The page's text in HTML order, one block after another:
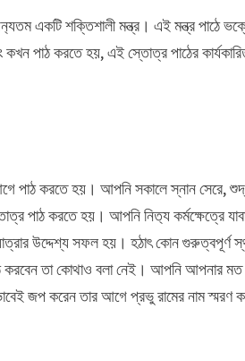
একটি শক্তিশালী মন্ত্র। এই মন্ত্র পাঠে
পাঠ করতে হয়, এই স্তোত্র পাঠের
পাঠ করতে হয়। আপনি সকালে স্নান সেরে,
পাঠ করতে হয়। আপনি নিত‍্য কর্মক্ষেত্রে
উদ্দেশ্য সফল হয়। হঠাৎ কোন গুরুত্বপূর্ণ
করবেন তা কোথাও বলা নেই। আপনি আপনার মত
জপ করেন তার আগে প্রভু রামের নাম স্মরণ